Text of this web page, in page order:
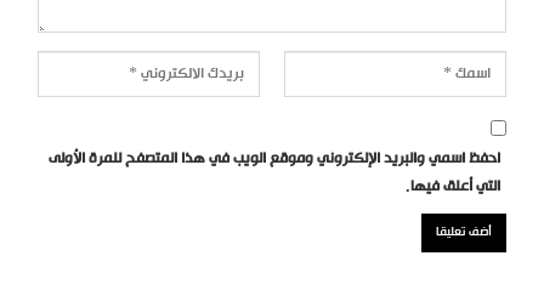
احفظ اسمي والبريد الإلكتروني وموقع الويب في هذا المتصفح للمرة الأولى
التي أعلق فيها.